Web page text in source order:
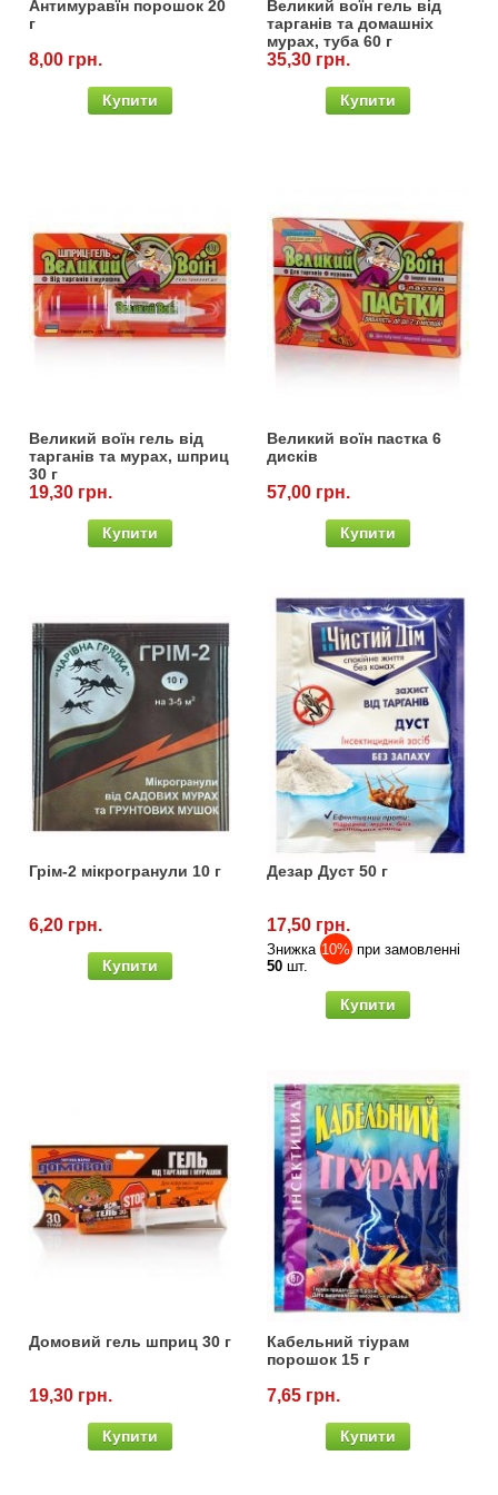
Антимуравїн порошок 20
г
8,00 грн.
Купити
Великий воїн гель від
тарганів та домашніх
мурах, туба 60 г
35,30 грн.
Купити
Великий воїн гель від
тарганів та мурах, шприц
30 г
19,30 грн.
Купити
Великий воїн пастка 6
дисків
57,00 грн.
Купити
Грім-2 мікрогранули 10 г
6,20 грн.
Купити
Дезар Дуст 50 г
17,50 грн.
Знижка 10%при замовленні
50 шт.
Купити
Домовий гель шприц 30 г
19,30 грн.
Купити
Кабельний тіурам
порошок 15 г
7,65 грн.
Купити
Семена щавеля
Лидеры продаж
Купить семена - хиты продаж